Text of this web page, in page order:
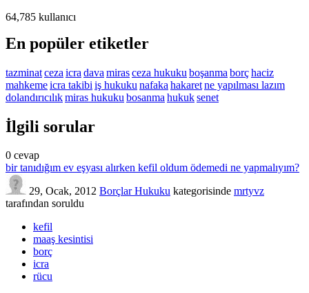
64,785 kullanıcı
En popüler etiketler
tazminatceza icra dava mirasceza hukuku boşanma borçhaciz
mahkemeicra takibi iş hukuku nafaka hakaretne yapılması lazım
dolandırıcılıkmiras hukuku bosanma hukuksenet
İlgili sorular
0 cevap
bir tanıdığım ev eşyası alırken kefil oldum ödemedi ne yapmalıyım?
29, Ocak, 2012 Borçlar Hukuku kategorisinde mrtyvz
tarafından soruldu
kefil
maaş kesintisi
borç
icra
rücu